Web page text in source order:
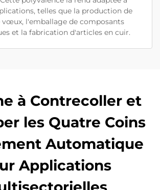
telles que la production de
vœux, l'emballage de composants
et la fabrication d'articles en cuir.
à Contrecoller et
les Quatre Coins
Automatique
Applications